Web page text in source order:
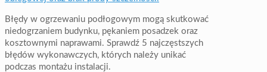
Błędy w ogrzewaniu podłogowym mogą skutkować
niedogrzaniem budynku, pękaniem posadzek oraz
kosztownymi naprawami. Sprawdź 5 najczęstszych
błędów wykonawczych, których należy unikać
podczas montażu instalacji.